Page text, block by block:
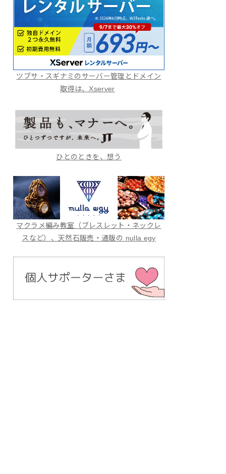
ツブサ・スギナミのサーバー管理とドメイン
取得は、Xserver
ひとのときを、想う
マクラメ編み教室（ブレスレット・ネックレ
スなど）、天然石販売・通販の nulla egy